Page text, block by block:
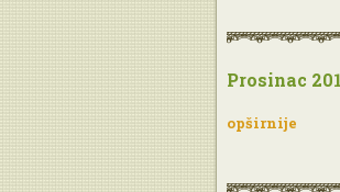
Prosinac
opširnije